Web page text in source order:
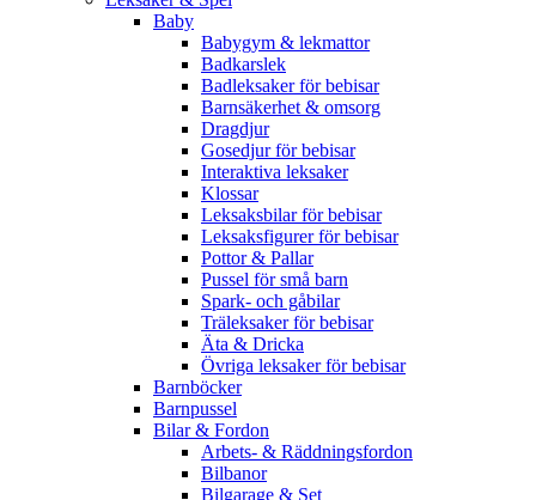
Baby
Babygym & lekmattor
Badkarslek
Badleksaker för bebisar
Barnsäkerhet & omsorg
Dragdjur
Gosedjur för bebisar
Interaktiva leksaker
Klossar
Leksaksbilar för bebisar
Leksaksfigurer för bebisar
Pottor & Pallar
Pussel för små barn
Spark- och gåbilar
Träleksaker för bebisar
Äta & Dricka
Övriga leksaker för bebisar
Barnböcker
Barnpussel
Bilar & Fordon
Arbets- & Räddningsfordon
Bilbanor
Bilgarage & Set